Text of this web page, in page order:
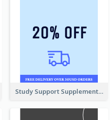
Study Support Supplement Wide Skyscraper Banner Design